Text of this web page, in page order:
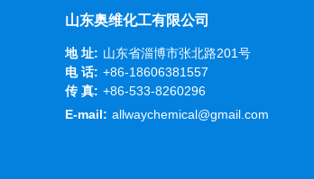
山东奥维化工有限公司
地 址: 山东省淄博市张北路201号
电 话: +86-18606381557
传 真: +86-533-8260296
E-mail: allwaychemical@gmail.com